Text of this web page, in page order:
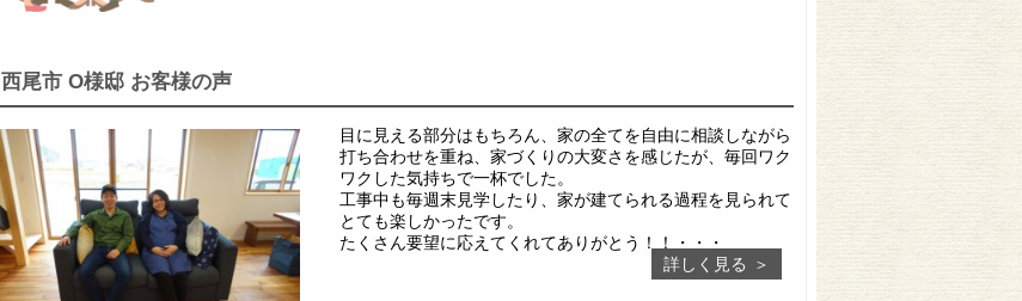
西尾市 O様邸 お客様の声
目に見える部分はもちろん、家の全てを自由に相談しながら
打ち合わせを重ね、家づくりの大変さを感じたが、毎回ワク
ワクした気持ちで一杯でした。
工事中も毎週末見学したり、家が建てられる過程を見られて
とても楽しかったです。
たくさん要望に応えてくれてありがとう！！・・・
詳しく見る